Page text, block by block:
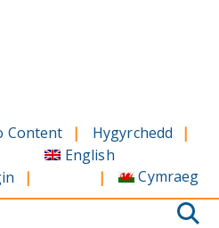
Content Hygyrchedd
English
Cymraeg